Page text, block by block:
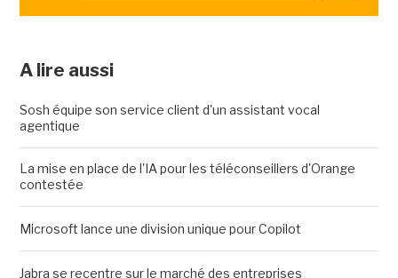
A lire aussi
Sosh équipe son service client d'un assistant vocal
agentique
La mise en place de l'IA pour les téléconseillers d'Orange
contestée
Microsoft lance une division unique pour Copilot
Jabra se recentre sur le marché des entreprises